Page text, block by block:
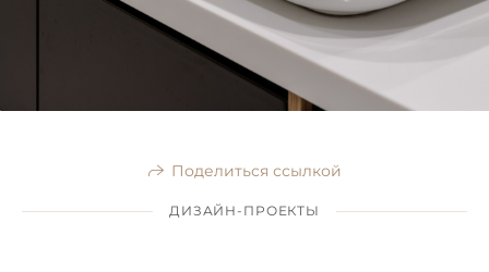
Поделиться ссылкой
ДИЗАЙН-ПРОЕКТЫ